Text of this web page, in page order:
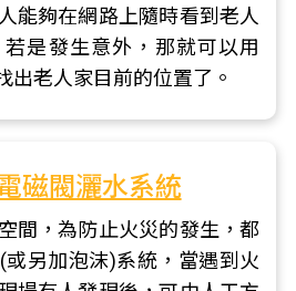
能夠在網路上隨時看到老人
是發生意外，那就可以用
出老人家目前的位置了。
磁閥灑水系統
間，為防止火災的發生，都
另加泡沫)系統，當遇到火